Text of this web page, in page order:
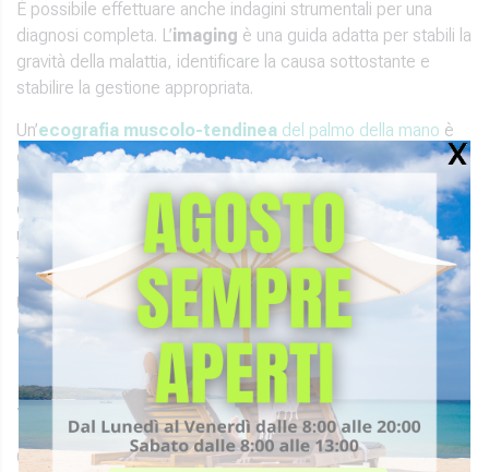
È possibile effettuare anche indagini strumentali per una
diagnosi completa. L’imaging è una guida adatta per stabili la
gravità della malattia, identificare la causa sottostante e
stabilire la gestione appropriata.
Un’ecografia muscolo-tendinea del palmo della mano è
determinante in numerosi casi per dare diagnosi,
permettendo un’accurata valutazione statica e dinamica del
dito a scatto, soprattutto nelle fasi iniziali ed in previsione di
un trattamento chirurgico, oltre che utile come guida per
trattamento infiltrativo.
UnRX
della mano risulta indicata invece per escludere cause
ossee al blocco dello scorrimento dei tendini.
Trattamento
Ogni trattamento deve essere correlato in base alla gravità e